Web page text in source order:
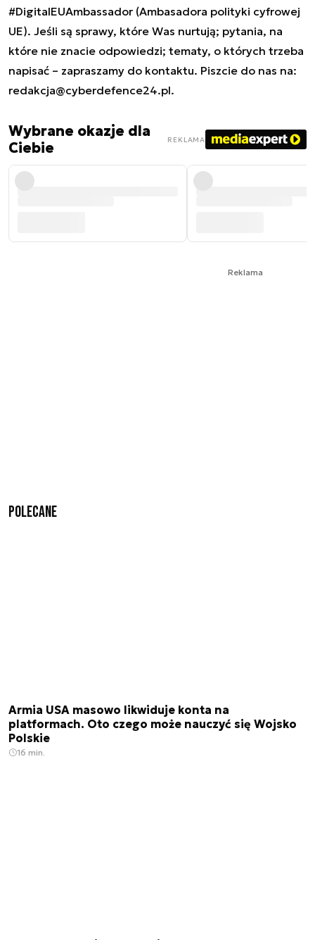
#DigitalEUAmbassador (Ambasadora polityki cyfrowej
UE). Jeśli są sprawy, które Was nurtują; pytania, na
które nie znacie odpowiedzi; tematy, o których trzeba
napisać – zapraszamy do kontaktu. Piszcie do nas na:
redakcja@cyberdefence24.pl.
Wybrane okazje dla
Ciebie
REKLAMA
Reklama
Polecane
Armia USA masowo likwiduje konta na
platformach. Oto czego może nauczyć się Wojsko
Polskie
16 min.